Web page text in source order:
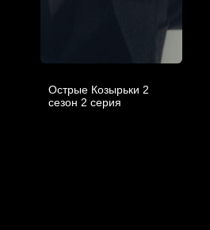
Острые Козырьки 2
cезон 2 cерия